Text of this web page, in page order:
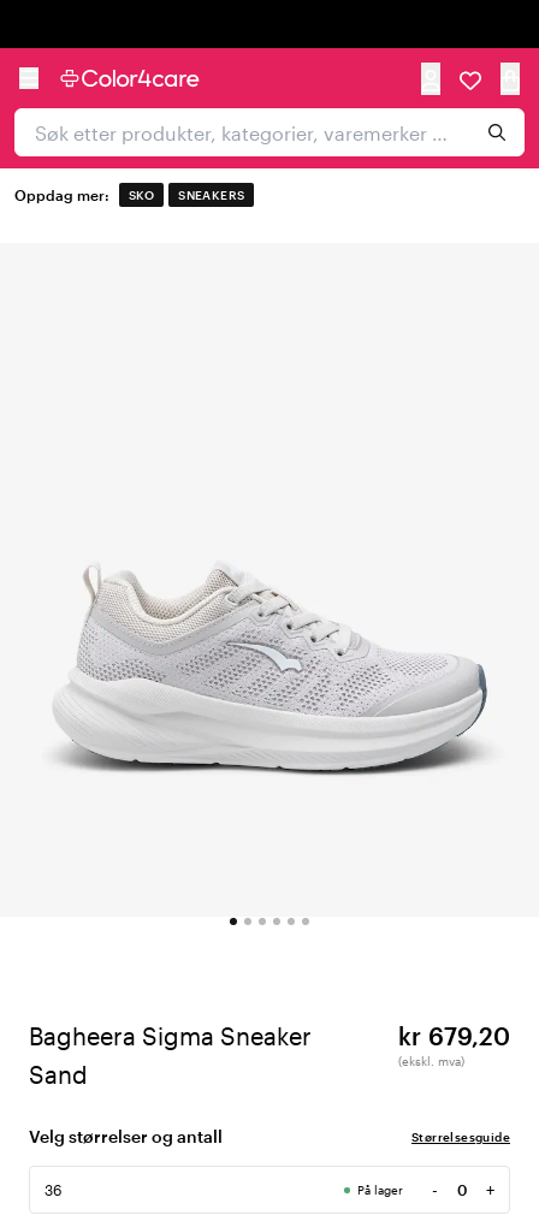
Oppdag mer: SKO SNEAKERS
Bagheera Sigma Sneaker
Sand
kr 679,20
(ekskl. mva)
Velg størrelser og antall Størrelsesguide
36 På lager -
Antall
+